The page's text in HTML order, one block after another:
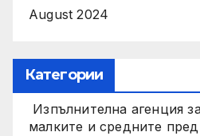
August 2024
Категории
Изпълнителна агенция
малките и средните